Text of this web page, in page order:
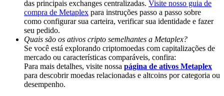
Deposit CASHCAT & Win
Share 500000 CASHCAT prize pool
Exclusive for BitMart Users
das principais exchanges centralizadas. Visite nosso guia de
compra de Metaplex para instruções passo a passo sobre
como configurar sua carteira, verificar sua identidade e fazer
seu pedido.
Quais são os ativos cripto semelhantes a Metaplex?
Se você está explorando criptomoedas com capitalizações de
mercado ou características comparáveis, confira:
Para mais detalhes, visite nossa página de ativos Metaplex
para descobrir moedas relacionadas e altcoins por categoria ou
desempenho.